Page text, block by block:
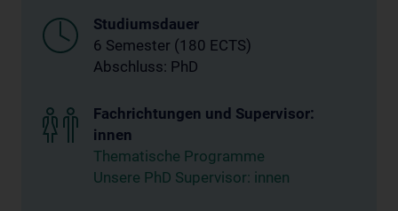
Studiumsdauer
6 Semester (180 ECTS)
Abschluss: PhD
Fachrichtungen und Supervisor:
innen
Thematische Programme
Unsere PhD Supervisor: innen